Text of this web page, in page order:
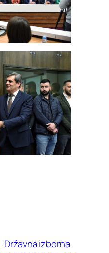
Državna izborna